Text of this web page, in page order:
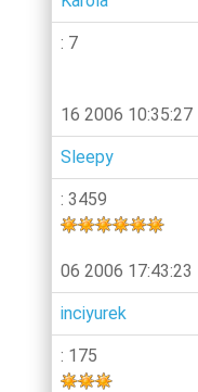
: 7
16 2006 10:35:27
Sleepy
: 3459
06 2006 17:43:23
inciyurek
: 175